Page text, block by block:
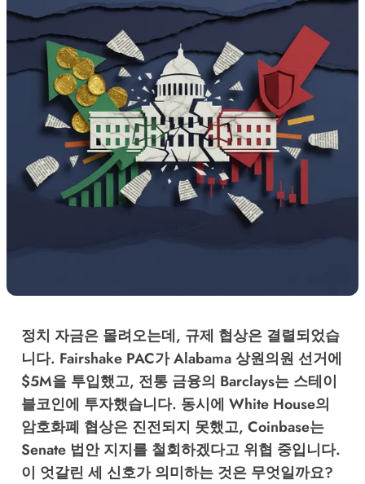
정치 자금은 몰려오는데, 규제 협상은 결렬되었습
니다. Fairshake PAC가 Alabama 상원의원 선거에
$5M을 투입했고, 전통 금융의 Barclays는 스테이
블코인에 투자했습니다. 동시에 White House의
암호화폐 협상은 진전되지 못했고, Coinbase는
Senate 법안 지지를 철회하겠다고 위협 중입니다.
이 엇갈린 세 신호가 의미하는 것은 무엇일까요?